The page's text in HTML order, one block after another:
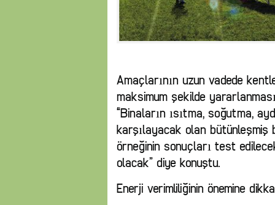
Amaçlarının uzun vadede
maksimum şekilde
“Binaların ısıtma, soğutma,
karşılayacak olan bütünleşmiş
örneğinin sonuçları test
olacak” diye konuştu.
Enerji verimliliğinin önemine